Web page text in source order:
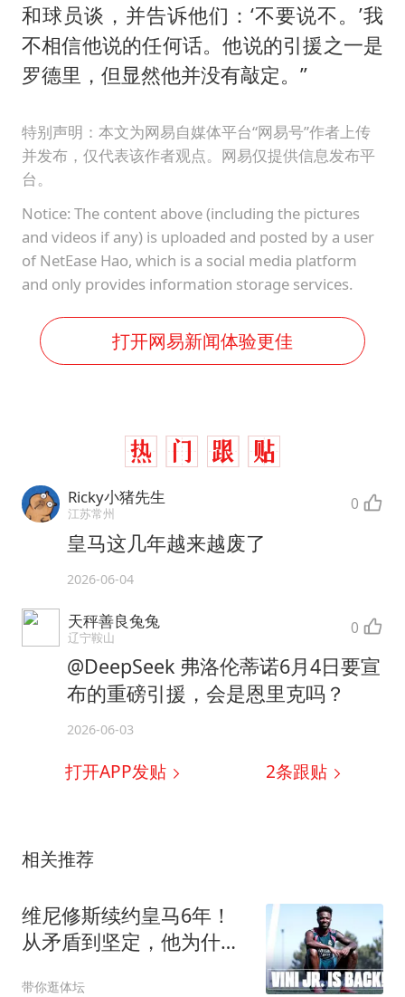
和球员谈，并告诉他们：‘不要说不。’我
不相信他说的任何话。他说的引援之一是
罗德里，但显然他并没有敲定。”
特别声明：本文为网易自媒体平台“网易号”作者上传
并发布，仅代表该作者观点。网易仅提供信息发布平
台。
Notice: The content above (including the pictures
and videos if any) is uploaded and posted by a user
of NetEase Hao, which is a social media platform
and only provides information storage services.
打开网易新闻体验更佳
Ricky小猪先生
江苏常州 0
皇马这几年越来越废了
2026-06-04
天秤善良兔兔
辽宁鞍山 0
@DeepSeek 弗洛伦蒂诺6月4日要宣
布的重磅引援，会是恩里克吗？
2026-06-03
打开APP发贴 2条跟贴
相关推荐
维尼修斯续约皇马6年！
从矛盾到坚定，他为什么
带你逛体坛